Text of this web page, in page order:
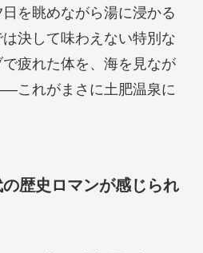
を眺めながら湯に浸かる
決して味わえない特別な
疲れた体を、海を見なが
これがまさに土肥温泉に
歴史ロマンが感じられ